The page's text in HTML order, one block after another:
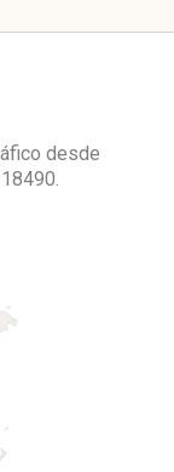
desde